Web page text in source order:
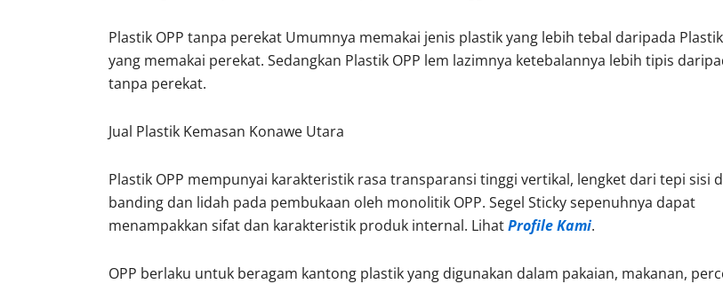
Plastik OPP tanpa perekat Umumnya memakai jenis plastik yang lebih tebal daripada Plastik
yang memakai perekat. Sedangkan Plastik OPP lem lazimnya ketebalannya lebih tipis
tanpa perekat.
Jual Plastik Kemasan Konawe Utara
Plastik OPP mempunyai karakteristik rasa transparansi tinggi vertikal, lengket dari tepi sisi
banding dan lidah pada pembukaan oleh monolitik OPP. Segel Sticky sepenuhnya dapat
menampakkan sifat dan karakteristik produk internal. LihatProfile Kami.
OPP berlaku untuk beragam kantong plastik yang digunakan dalam pakaian, makanan,